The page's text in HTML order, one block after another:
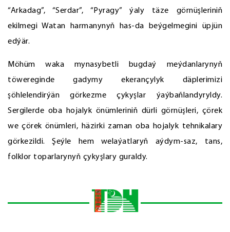
“Arkadag”, “Serdar”, “Pyragy” ýaly täze görnüşleriniň
ekilmegi Watan harmanynyň has-da beýgelmegini üpjün
edýär.
Möhüm waka mynasybetli bugdaý meýdanlarynyň
töwereginde gadymy ekerançylyk däplerimizi
şöhlelendirýän görkezme çykyşlar ýaýbaňlandyryldy.
Sergilerde oba hojalyk önümleriniň dürli görnüşleri, çörek
we çörek önümleri, häzirki zaman oba hojalyk tehnikalary
görkezildi. Şeýle hem welaýatlaryň aýdym-saz, tans,
folklor toparlarynyň çykyşlary guraldy.